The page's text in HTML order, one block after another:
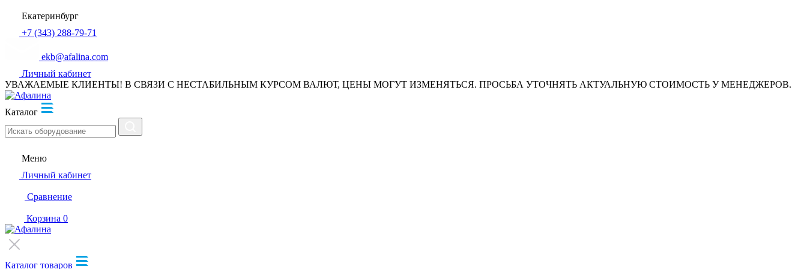
Екатеринбург
+7 (343) 288-79-71
ekb@afalina.com
Личный кабинет
УВАЖАЕМЫЕ КЛИЕНТЫ! В СВЯЗИ С НЕСТАБИЛЬНЫМ КУРСОМ ВАЛЮТ, ЦЕНЫ МОГУТ ИЗМЕНЯТЬСЯ. ПРОСЬБА УТОЧНЯТЬ АКТУАЛЬНУЮ СТОИМОСТЬ У МЕНЕДЖЕРОВ.
Каталог
Меню
Личный кабинет
Сравнение
Корзина 0
Каталог товаров